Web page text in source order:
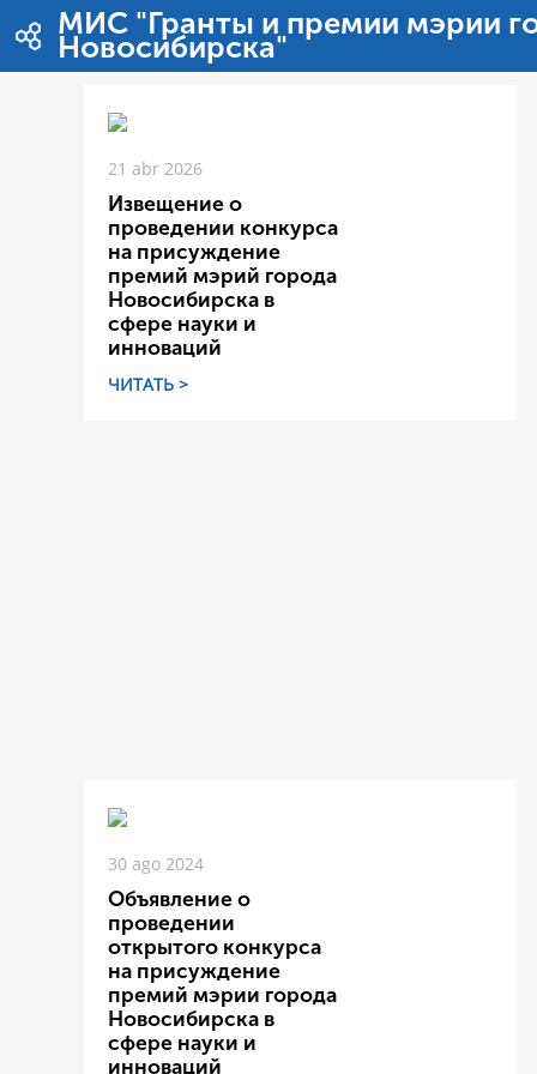
Pular para o conteúdo
МИС "Гранты и премии мэрии
Новосибирска"
21 abr 2026
Извещение о
проведении конкурса
на присуждение
премий мэрий города
Новосибирска в
сфере науки и
инноваций
ЧИТАТЬ >
30 ago 2024
Объявление о
проведении
открытого конкурса
на присуждение
премий мэрии города
Новосибирска в
сфере науки и
инноваций